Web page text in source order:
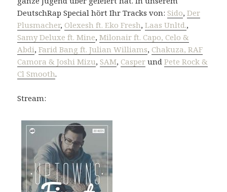
DeutschRap Special hört Ihr Tracks von:Sido,Der
Plusmacher, Olexesh ft. Eko Fresh,Laas Unltd.,
Samy Deluxe ft. Mine,Milonair ft. Capo, Celo &
Abdi,Farid Bang ft. Julian Williams, Chakuza, RAF
Camora & Joshi Mizu,SAM, Casper undPete Rock &
Cl Smooth.
Stream: